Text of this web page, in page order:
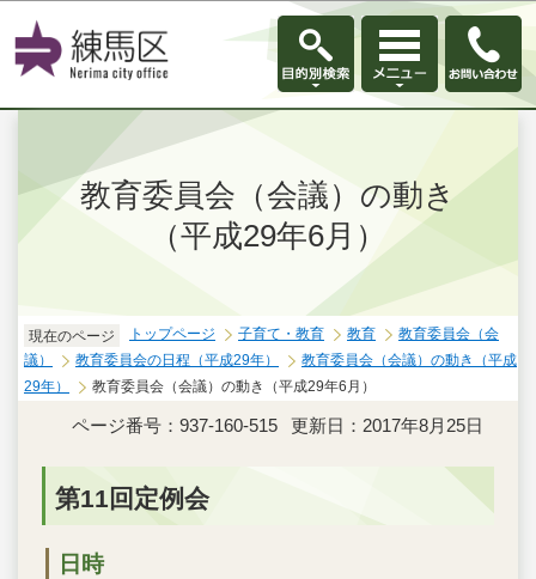
このページの本文へ移動
教育委員会（会議）の動き
（平成29年6月）
現在のページ トップページ 子育て・教育 教育
教育委員会（会
議）
教育委員会の日程（平成29年）
教育委員会（会議）の動き（平成
29年）
教育委員会（会議）の動き（平成29年6月）
ページ番号：937-160-515 更新日：2017年8月25日
第11回定例会
日時